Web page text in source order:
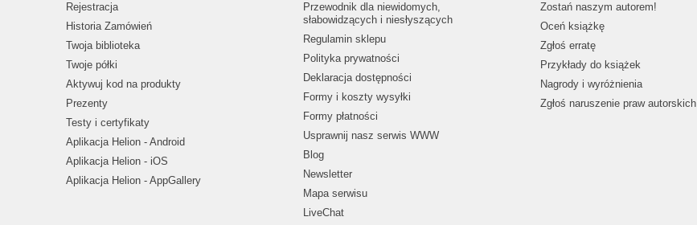
Rejestracja
Historia Zamówień
Twoja biblioteka
Twoje półki
Aktywuj kod na produkty
Prezenty
Testy i certyfikaty
Aplikacja Helion - Android
Aplikacja Helion - iOS
Aplikacja Helion - AppGallery
Przewodnik dla niewidomych,
słabowidzących i niesłyszących
Regulamin sklepu
Polityka prywatności
Deklaracja dostępności
Formy i koszty wysyłki
Formy płatności
Usprawnij nasz serwis WWW
Blog
Newsletter
Mapa serwisu
LiveChat
Zostań naszym autorem!
Oceń książkę
Zgłoś erratę
Przykłady do książek
Nagrody i wyróżnienia
Zgłoś naruszenie praw autorskich